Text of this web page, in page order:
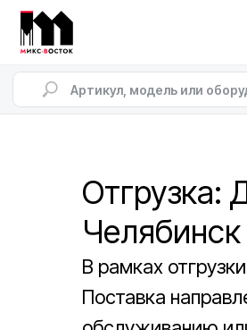
Отгрузка:
Челябинск
В рамках
Поставка